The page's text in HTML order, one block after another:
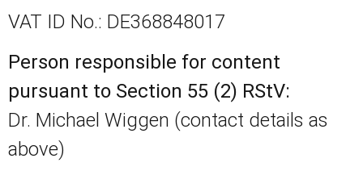
VAT ID No.: DE368848017
Person responsible for content
pursuant to Section 55 (2) RStV:
Dr. Michael Wiggen (contact details as
above)